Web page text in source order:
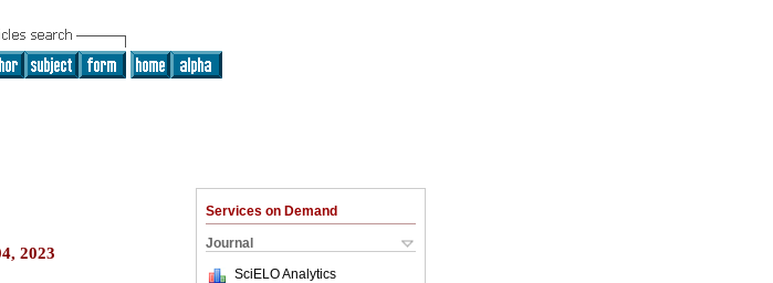
Services on Demand
Journal
SciELO Analytics
2023